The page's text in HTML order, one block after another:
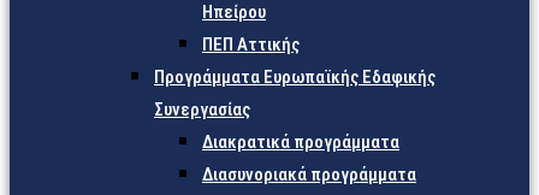
Ηπείρου
ΠΕΠ Αττικής
Προγράμματα Ευρωπαϊκής Εδαφικής
Συνεργασίας
Διακρατικά προγράμματα
Διασυνοριακά προγράμματα